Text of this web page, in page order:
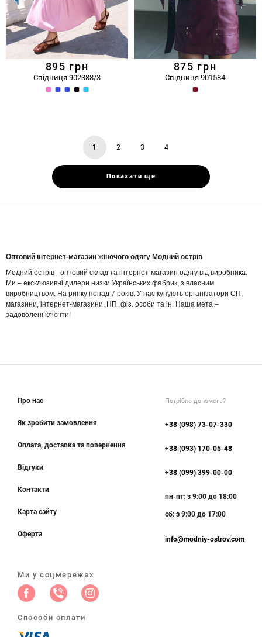
895 грн
Спідниця 902388/3
875 грн
Спідниця 901584
You're
page
1 page
2 page
3 page
4
Показати ще
Оптовий інтернет-магазин жіночого одягу Модний острів
Модний острів - оптовий склад та інтернет-магазин одягу від виробника.
Ми – ексклюзивні дилери низки Українських фабрик, з власним
виробництвом. На ринку понад 7 років. У нас купують організатори СП,
магазини, інтернет-магазини, НП, фіз. особи та ін. Наша мета –
задоволені клієнти!
Про нас
Як зробити замовлення
Оплата, доставка та повернення
Відгуки
Контакти
Карта сайту
Оферта
Ми у соцмережах
Способи оплати
Потрібна допомога?
+38 (098) 73-07-330
+38 (093) 170-05-48
+38 (099) 399-00-00
пн-пт: з 9:00 до 18:00
сб: з 9:00 до 17:00
info@modniy-ostrov.com